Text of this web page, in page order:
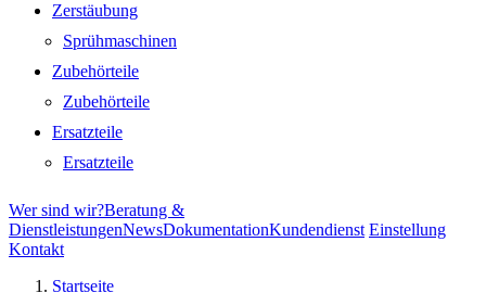
Zerstäubung
Sprühmaschinen
Zubehörteile
Zubehörteile
Ersatzteile
Ersatzteile
Wer sind wir?Beratung &
DienstleistungenNewsDokumentationKundendienst Einstellung
Kontakt
Startseite